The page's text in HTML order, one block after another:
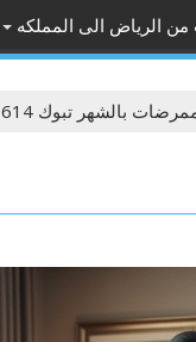
من الرياض الى المملكه
بالشهر تبوك 0560279614